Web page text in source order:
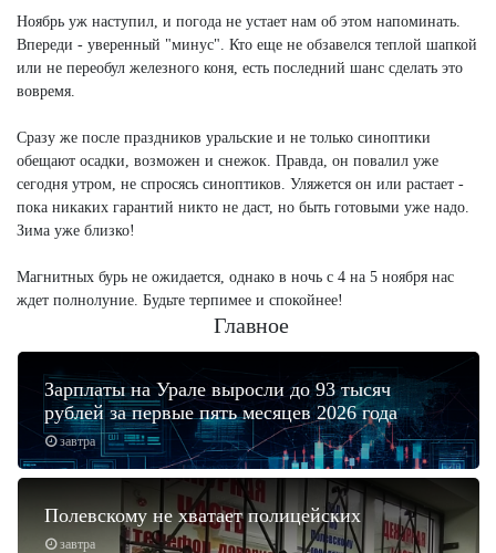
Ноябрь уж наступил, и погода не устает нам об этом напоминать.
Впереди - уверенный "минус". Кто еще не обзавелся теплой шапкой
или не переобул железного коня, есть последний шанс сделать это
вовремя.
Сразу же после праздников уральские и не только синоптики
обещают осадки, возможен и снежок. Правда, он повалил уже
сегодня утром, не спросясь синоптиков. Уляжется он или растает -
пока никаких гарантий никто не даст, но быть готовыми уже надо.
Зима уже близко!
Магнитных бурь не ожидается, однако в ночь с 4 на 5 ноября нас
ждет полнолуние. Будьте терпимее и спокойнее!
Главное
завтра
Зарплаты на Урале выросли до 93 тысяч
рублей за первые пять месяцев 2026 года
завтра
Полевскому не хватает полицейских